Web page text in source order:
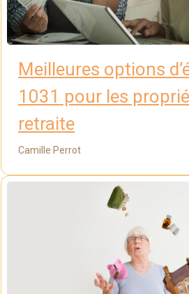
Meilleures options
1031 pour les
retraite
Camille Perrot